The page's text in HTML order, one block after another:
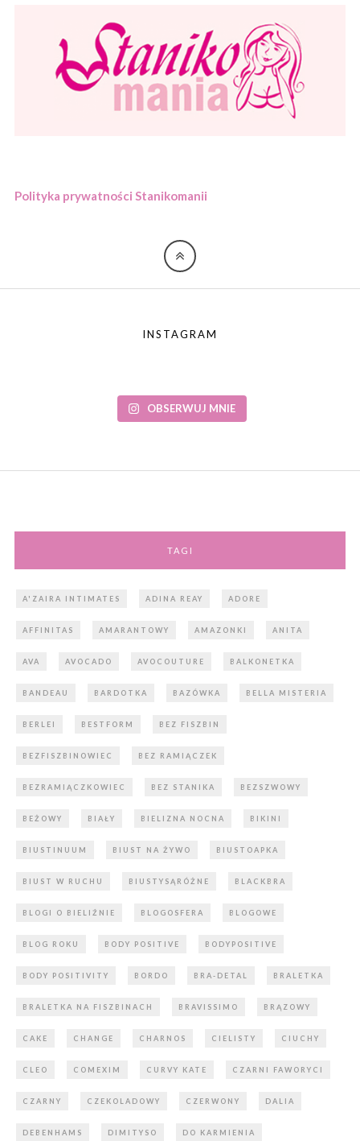
Polityka prywatności Stanikomanii
INSTAGRAM
OBSERWUJ MNIE
TAGI
A'ZAIRA INTIMATES ADINA REAY ADORE
AFFINITAS AMARANTOWY AMAZONKI ANITA
AVA AVOCADO AVOCOUTURE BALKONETKA
BANDEAU BARDOTKA BAZÓWKA BELLA MISTERIA
BERLEI BESTFORM BEZ FISZBIN
BEZFISZBINOWIEC BEZ RAMIĄCZEK
BEZRAMIĄCZKOWIEC BEZ STANIKA BEZSZWOWY
BEŻOWY BIAŁY BIELIZNA NOCNA BIKINI
BIUSTINUUM BIUST NA ŻYWO BIUSTOAPKA
BIUST W RUCHU BIUSTYSĄRÓŻNE BLACKBRA
BLOGI O BIELIŹNIE BLOGOSFERA BLOGOWE
BLOG ROKU BODY POSITIVE BODYPOSITIVE
BODY POSITIVITY BORDO BRA-DETAL BRALETKA
BRALETKA NA FISZBINACH BRAVISSIMO BRĄZOWY
CAKE CHANGE CHARNOS CIELISTY CIUCHY
CLEO COMEXIM CURVY KATE CZARNI FAWORYCI
CZARNY CZEKOLADOWY CZERWONY DALIA
DEBENHAMS DIMITYSO DO KARMIENIA